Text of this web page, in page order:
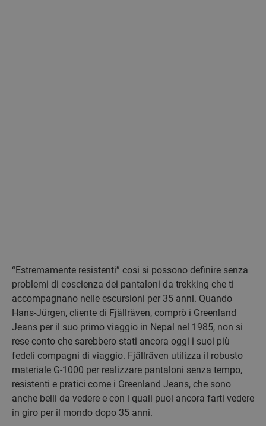
“Estremamente resistenti” cosi si possono definire senza
problemi di coscienza dei pantaloni da trekking che ti
accompagnano nelle escursioni per 35 anni. Quando
Hans-Jürgen, cliente di Fjällräven, comprò i Greenland
Jeans per il suo primo viaggio in Nepal nel 1985, non si
rese conto che sarebbero stati ancora oggi i suoi più
fedeli compagni di viaggio. Fjällräven utilizza il robusto
materiale G-1000 per realizzare pantaloni senza tempo,
resistenti e pratici come i Greenland Jeans, che sono
anche belli da vedere e con i quali puoi ancora farti vedere
in giro per il mondo dopo 35 anni.